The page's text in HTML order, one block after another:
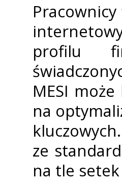
profilu
MESI
na
ze
na tle